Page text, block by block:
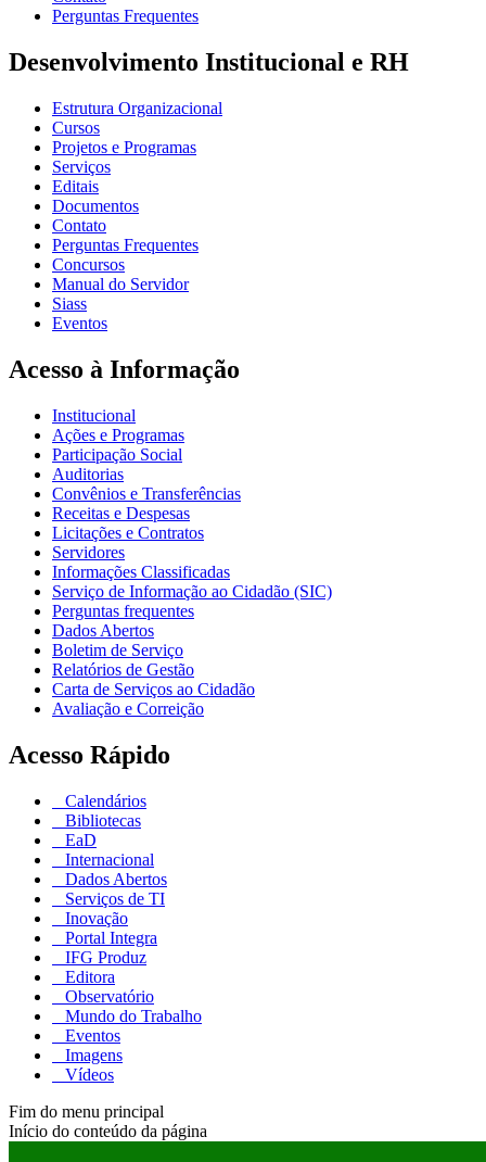
Perguntas Frequentes
Desenvolvimento Institucional e RH
Estrutura Organizacional
Cursos
Projetos e Programas
Serviços
Editais
Documentos
Contato
Perguntas Frequentes
Concursos
Manual do Servidor
Siass
Eventos
Acesso à Informação
Institucional
Ações e Programas
Participação Social
Auditorias
Convênios e Transferências
Receitas e Despesas
Licitações e Contratos
Servidores
Informações Classificadas
Serviço de Informação ao Cidadão (SIC)
Perguntas frequentes
Dados Abertos
Boletim de Serviço
Relatórios de Gestão
Carta de Serviços ao Cidadão
Avaliação e Correição
Acesso Rápido
Calendários
Bibliotecas
EaD
Internacional
Dados Abertos
Serviços de TI
Inovação
Portal Integra
IFG Produz
Editora
Observatório
Mundo do Trabalho
Eventos
Imagens
Vídeos
Fim do menu principal
Início do conteúdo da página